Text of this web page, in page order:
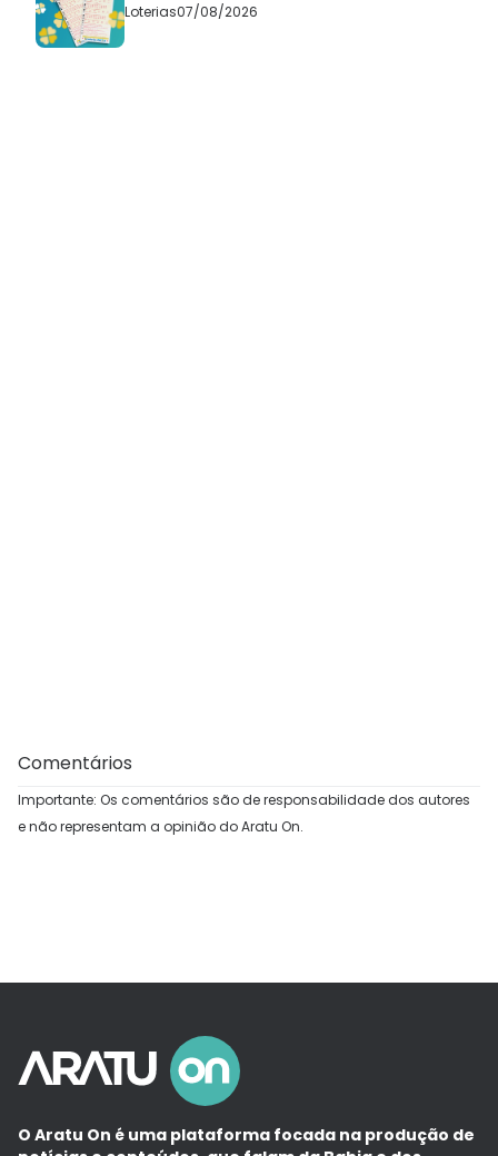
Loterias07/08/2026
Comentários
Importante: Os comentários são de responsabilidade dos autores
e não representam a opinião do Aratu On.
O Aratu On é uma plataforma focada na produção de